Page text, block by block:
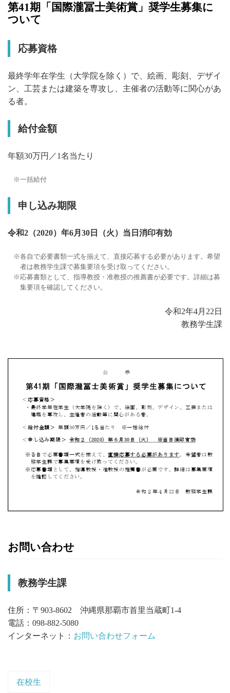
第41期「国際瀧冨士美術賞」奨学生募集に
ついて
応募資格
最終学年在学生（大学院を除く）で、絵画、彫刻、デザイ
ン、工芸または建築を専攻し、主催者の活動等に関心があ
る者。
給付金額
年額30万円／1名当たり
一括給付
申し込み期限
令和2（2020）年6月30日（火）当日消印有効
各自で必要書類一式を揃えて、直接応募する必要があります。希望
者は教務学生課で募集要項を受け取ってください。
応募書類として、指導教授・准教授の推薦書が必要です。詳細は募
集要項を確認してください。
令和2年4月22日
教務学生課
お問い合わせ
教務学生課
住所：〒903-8602 沖縄県那覇市首里当蔵町1-4
電話：098-882-5080
インターネット： お問い合わせフォーム
在校生